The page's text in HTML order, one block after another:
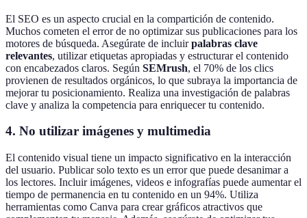
El SEO es un aspecto crucial en la compartición de contenido.
Muchos cometen el error de no optimizar sus publicaciones para los
motores de búsqueda. Asegúrate de incluirpalabras clave
relevantes, utilizar etiquetas apropiadas y estructurar el contenido
con encabezados claros. Según SEMrush, el 70% de los clics
provienen de resultados orgánicos, lo que subraya la importancia de
mejorar tu posicionamiento. Realiza una investigación de palabras
clave y analiza la competencia para enriquecer tu contenido.
4. No utilizar imágenes y multimedia
El contenido visual tiene un impacto significativo en la interacción
del usuario. Publicar solo texto es un error que puede desanimar a
los lectores. Incluir imágenes, videos e infografías puede aumentar el
tiempo de permanencia en tu contenido en un 94%. Utiliza
herramientas como Canva para crear gráficos atractivos que